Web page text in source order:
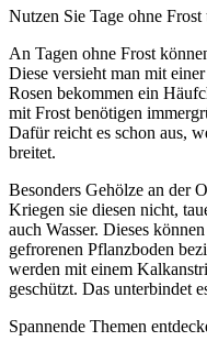
Nutzen Sie Tage ohne Frost
An Tagen ohne Frost
Diese versieht man mit
Rosen bekommen ein
mit Frost benötigen
Dafür reicht es schon aus,
breitet.
Besonders Gehölze an der
Kriegen sie diesen nicht,
auch Wasser. Dieses
gefrorenen Pflanzboden
werden mit einem
geschützt. Das unterbindet
Spannende Themen